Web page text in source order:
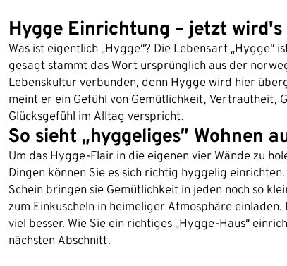
Hygge Einrichtung – jetzt
Was ist eigentlich „Hygge“? Die Lebensart „Hygge“
gesagt stammt das Wort ursprünglich aus der
Lebenskultur verbunden, denn Hygge wird hier
meint er ein Gefühl von Gemütlichkeit, Vertrautheit,
Glücksgefühl im Alltag verspricht.
So sieht „hyggeliges” Wohnen
Um das Hygge-Flair in die eigenen vier Wände zu
Dingen können Sie es sich richtig hyggelig
Schein bringen sie Gemütlichkeit in jeden noch so
zum Einkuscheln in heimeliger Atmosphäre
viel besser. Wie Sie ein richtiges „Hygge-Haus“
nächsten Abschnitt.